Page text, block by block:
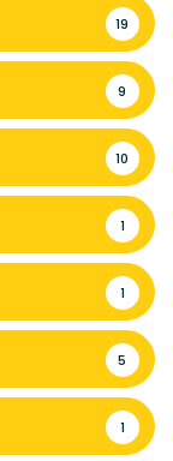
19
9
10
1
1
5
1